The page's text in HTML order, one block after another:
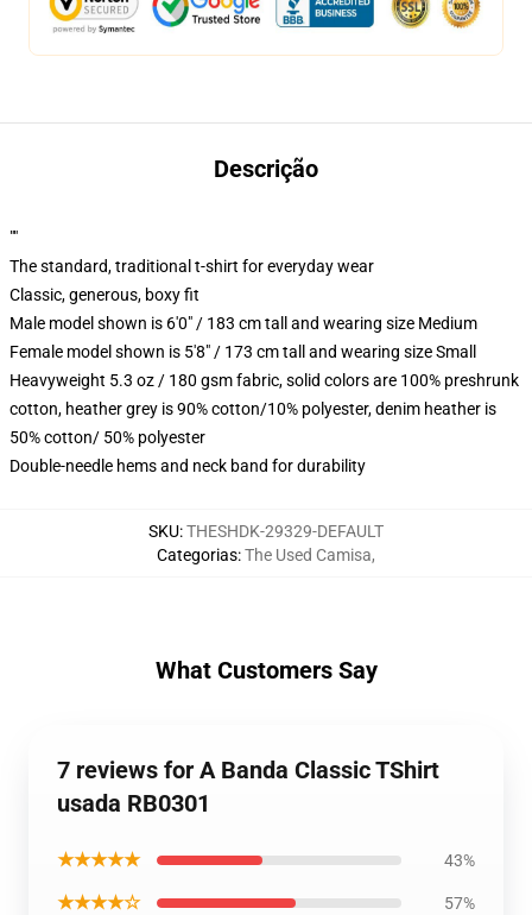
Descrição
""
The standard, traditional t-shirt for everyday wear
Classic, generous, boxy fit
Male model shown is 6'0" / 183 cm tall and wearing size Medium
Female model shown is 5'8" / 173 cm tall and wearing size Small
Heavyweight 5.3 oz / 180 gsm fabric, solid colors are 100% preshrunk
cotton, heather grey is 90% cotton/10% polyester, denim heather is
50% cotton/ 50% polyester
Double-needle hems and neck band for durability
SKU:THESHDK-29329-DEFAULT
Categorias:The Used Camisa,
What Customers Say
7 reviews for A Banda Classic TShirt
usada RB0301
★★★★★ 43%
★★★★☆ 57%